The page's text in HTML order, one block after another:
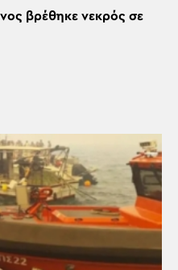
βρέθηκε νεκρός σε